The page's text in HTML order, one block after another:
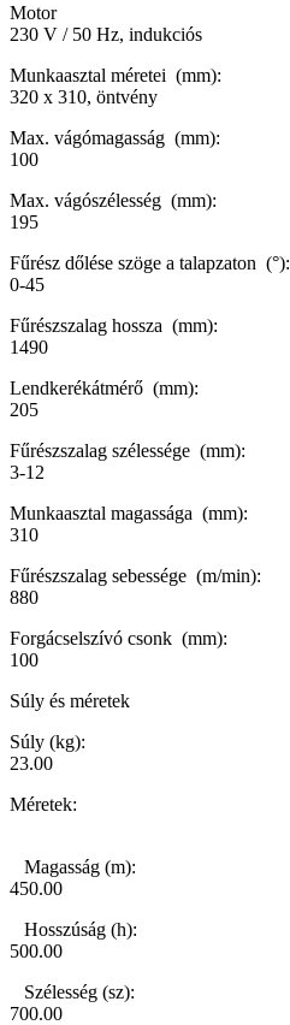
Motor
230 V / 50 Hz, indukciós
Munkaasztal méretei (mm):
320 x 310, öntvény
Max. vágómagasság (mm):
100
Max. vágószélesség (mm):
195
Fűrész dőlése szöge a talapzaton (°):
0-45
Fűrészszalag hossza (mm):
1490
Lendkerékátmérő (mm):
205
Fűrészszalag szélessége (mm):
3-12
Munkaasztal magassága (mm):
310
Fűrészszalag sebessége (m/min):
880
Forgácselszívó csonk (mm):
100
Súly és méretek
Súly (kg):
23.00
Méretek:
Magasság (m):
450.00
Hosszúság (h):
500.00
Szélesség (sz):
700.00